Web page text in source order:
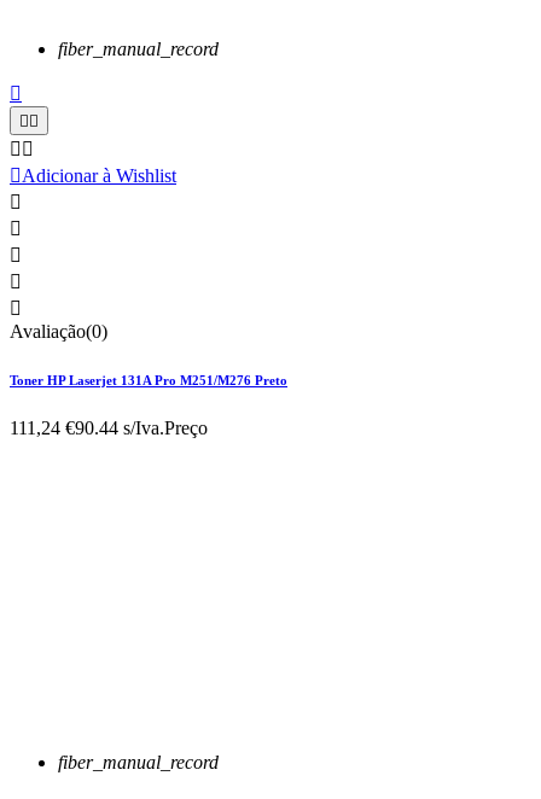
fiber_manual_record

 
 
Adicionar à Wishlist





Avaliação(0)
Toner HP Laserjet 131A Pro M251/M276 Preto
111,24 €90.44 s/Iva.Preço
fiber_manual_record